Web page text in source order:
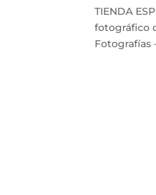
TIENDA
fotográfico
Fotografías